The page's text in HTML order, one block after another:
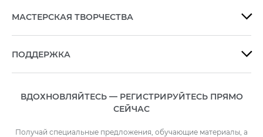
МАСТЕРСКАЯ ТВОРЧЕСТВА 
ПОДДЕРЖКА 
ВДОХНОВЛЯЙТЕСЬ — РЕГИСТРИРУЙТЕСЬ ПРЯМО
СЕЙЧАС
Получай специальные предложения, обучающие материалы, а